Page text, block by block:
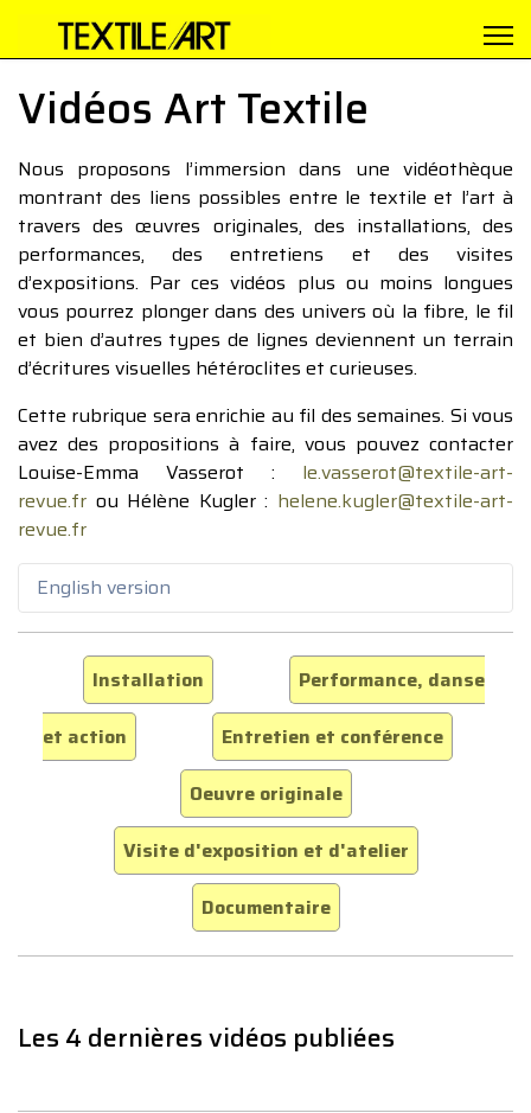
Vidéos Art Textile
Nous proposons l’immersion dans une vidéothèque
montrant des liens possibles entre le textile et l’art à
travers des œuvres originales, des installations, des
performances, des entretiens et des visites
d’expositions. Par ces vidéos plus ou moins longues
vous pourrez plonger dans des univers où la fibre, le fil
et bien d’autres types de lignes deviennent un terrain
d’écritures visuelles hétéroclites et curieuses.
Cette rubrique sera enrichie au fil des semaines. Si vous
avez des propositions à faire, vous pouvez contacter
Louise-Emma Vasserot : le.vasserot@textile-art-
revue.fr ou Hélène Kugler : helene.kugler@textile-art-
revue.fr
English version
Installation
Performance, danse
et action
Entretien et conférence
Oeuvre originale
Visite d'exposition et d'atelier
Documentaire
Les 4 dernières vidéos publiées